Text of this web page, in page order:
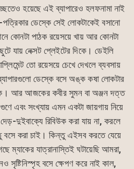
হয়েছে এই ব্যাপারেও হলফনামা নাই
ডেস্কে সেই লোকটাকেই বসানো
কোনটা পাঠক রয়েসয়ে খায় আর কোনটা
যায় নেক্সট প্লেইটের দিকে। ডেইলি
তো রয়েসয়ে চেখে দেখলে ব্যবসায়
ডেস্কে বসে অঙ্ক কষা লোকটার
আর আজকের কবীর সুমন বা অঞ্জন দত্ত
এবং সংখ্যায় এমন একটা জায়গায় নিয়ে
দুইবাক্যে রিবিউক করা যায় না, করলে
বসে করা চাই। কিন্তু এইসব করতে যেয়ে
যাত্রানাস্তিই ঘটায়েছি আমরা,
সৃষ্টিনিস্পৃহ বসে ক্ষেপণ করে নাই কাল,